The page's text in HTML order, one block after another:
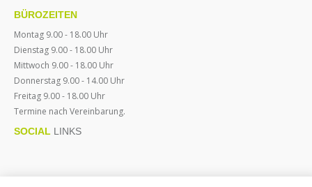
BÜROZEITEN
Montag 9.00 - 18.00 Uhr
Dienstag 9.00 - 18.00 Uhr
Mittwoch 9.00 - 18.00 Uhr
Donnerstag 9.00 - 14.00 Uhr
Freitag 9.00 - 18.00 Uhr
Termine nach Vereinbarung.
SOCIAL LINKS